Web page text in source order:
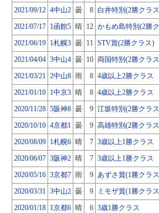
2021/09/12 4中山2 曇 8 白井特別(2勝クラ
2021/07/17 1函館5 晴 12 かもめ島特別(2勝
2021/06/19 1札幌3 曇 11 STV賞(2勝クラス)
2021/04/04 3中山4 曇 10 両国特別(2勝クラ
2021/03/21 2中山8 雨 8 4歳以上2勝クラス
2021/01/10 1中京3 晴 8 4歳以上2勝クラス
2020/11/28 5阪神8 曇 9 江坂特別(2勝クラ
2020/10/10 4京都1 曇 9 高雄特別(2勝クラ
2020/08/09 1札幌6 晴 7 3歳以上1勝クラス
2020/06/07 3阪神2 晴 7 3歳以上1勝クラス
2020/05/16 3京都7 雨 9 あずさ賞(1勝クラ
2020/03/31 3中山2 曇 9 ミモザ賞(1勝クラ
2020/01/18 1京都6 晴 6 3歳1勝クラス